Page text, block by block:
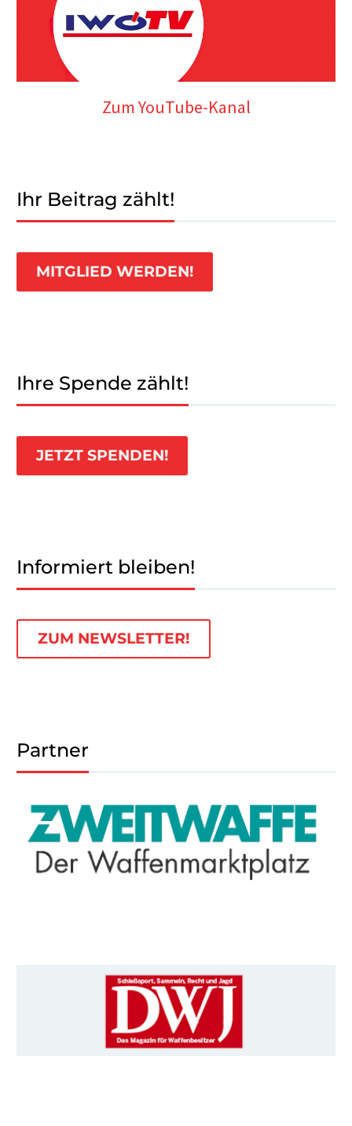
Zum YouTube-Kanal
Ihr Beitrag zählt!
MITGLIED WERDEN!
Ihre Spende zählt!
JETZT SPENDEN!
Informiert bleiben!
ZUM NEWSLETTER!
Partner